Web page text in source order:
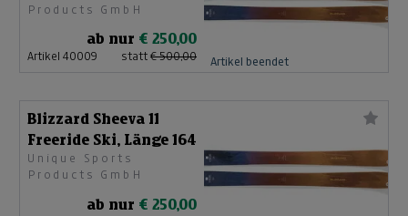
Products GmbH
ab nur € 250,00
Artikel 40009 statt € 500,00 Artikel beendet
Blizzard Sheeva 11
Freeride Ski, Länge 164
Unique Sports
Products GmbH
ab nur € 250,00